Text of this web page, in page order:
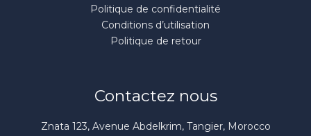
Politique de confidentialité
Conditions d’utilisation
Politique de retour
Contactez nous
Znata 123, Avenue Abdelkrim, Tangier, Morocco